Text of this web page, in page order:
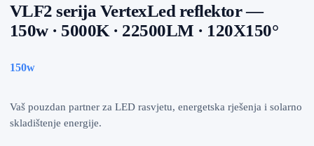
VLF2 serija VertexLed reflektor —
150w · 5000K · 22500LM · 120X150°
150w
Vaš pouzdan partner za LED rasvjetu, energetska rješenja i solarno
skladištenje energije.